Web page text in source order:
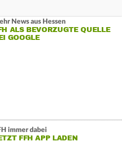
News aus Hessen
ALS BEVORZUGTE QUELLE
GOOGLE
immer dabei
FFH APP LADEN